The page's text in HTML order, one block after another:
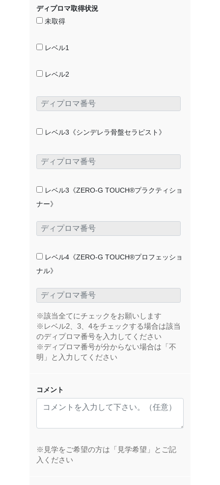
ディプロマ取得状況
未取得
レベル1
レベル2
レベル3《シンデレラ骨盤セラピスト》
レベル3《ZERO-G TOUCH®プラクティショ
ナー》
レベル4《ZERO-G TOUCH®プロフェッショ
ナル》
※該当全てにチェックをお願いします
※レベル2、3、4をチェックする場合は該当
のディプロマ番号を入力してください
※ディプロマ番号が分からない場合は「不
明」と入力してください
コメント
※見学をご希望の方は「見学希望」とご記
入ください